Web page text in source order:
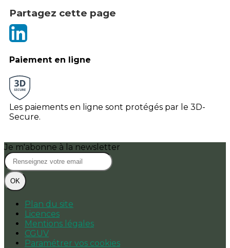
Partagez cette page
Paiement en ligne
Les paiements en ligne sont protégés par le 3D-
Secure.
Je m'abonne à la newsletter
OK
Plan du site
Licences
Mentions légales
CGUV
Paramétrer vos cookies